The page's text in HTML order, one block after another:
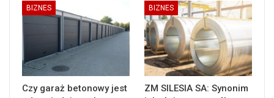
BIZNES
Czy garaż betonowy jest
BIZNES
ZM SILESIA SA: Synonim